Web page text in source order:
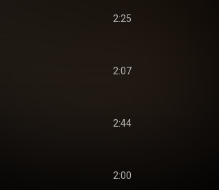
2:25
2:07
2:44
2:00